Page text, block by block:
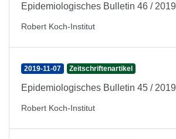
Epidemiologisches Bulletin 46 / 2019
Robert Koch-Institut
2019-11-07 Zeitschriftenartikel
Epidemiologisches Bulletin 45 / 2019
Robert Koch-Institut